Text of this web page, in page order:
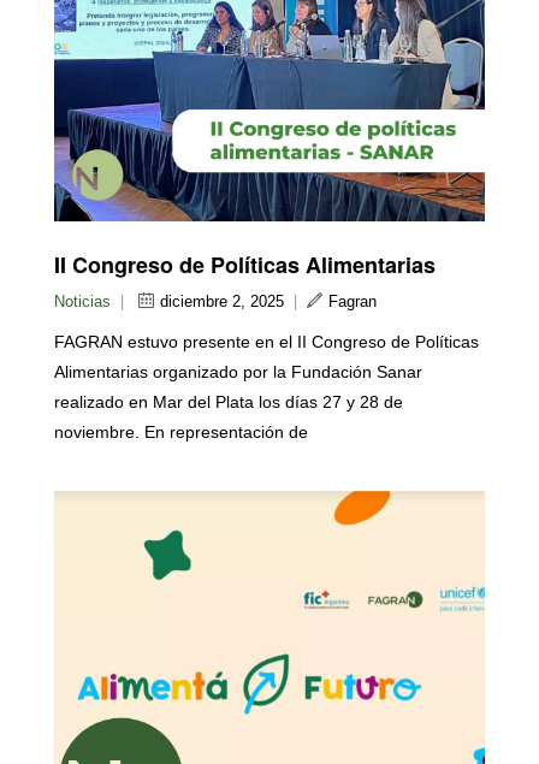
II Congreso de Políticas Alimentarias
Noticias | diciembre 2, 2025 | Fagran
FAGRAN estuvo presente en el II Congreso de Políticas
Alimentarias organizado por la Fundación Sanar
realizado en Mar del Plata los días 27 y 28 de
noviembre. En representación de